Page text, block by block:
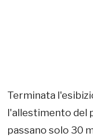
Terminata
l'allestimento del
passano solo 30